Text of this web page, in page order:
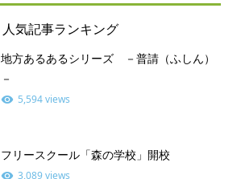
人気記事ランキング
地方あるあるシリーズ －普請（ふしん）
－
5,594 views
フリースクール「森の学校」開校
3,089 views